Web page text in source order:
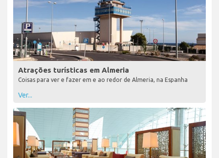
Atrações turísticas em Almeria
Coisas para ver e fazer em e ao redor de Almeria, na Espanha
Ver...